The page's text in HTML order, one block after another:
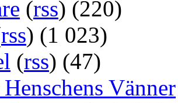
(rss) (220)
rss) (1 023)
(rss) (47)
Vänner